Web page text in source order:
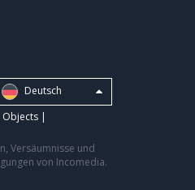
Deutsch
Objects |
Versäumnisse und
von Incomedia.